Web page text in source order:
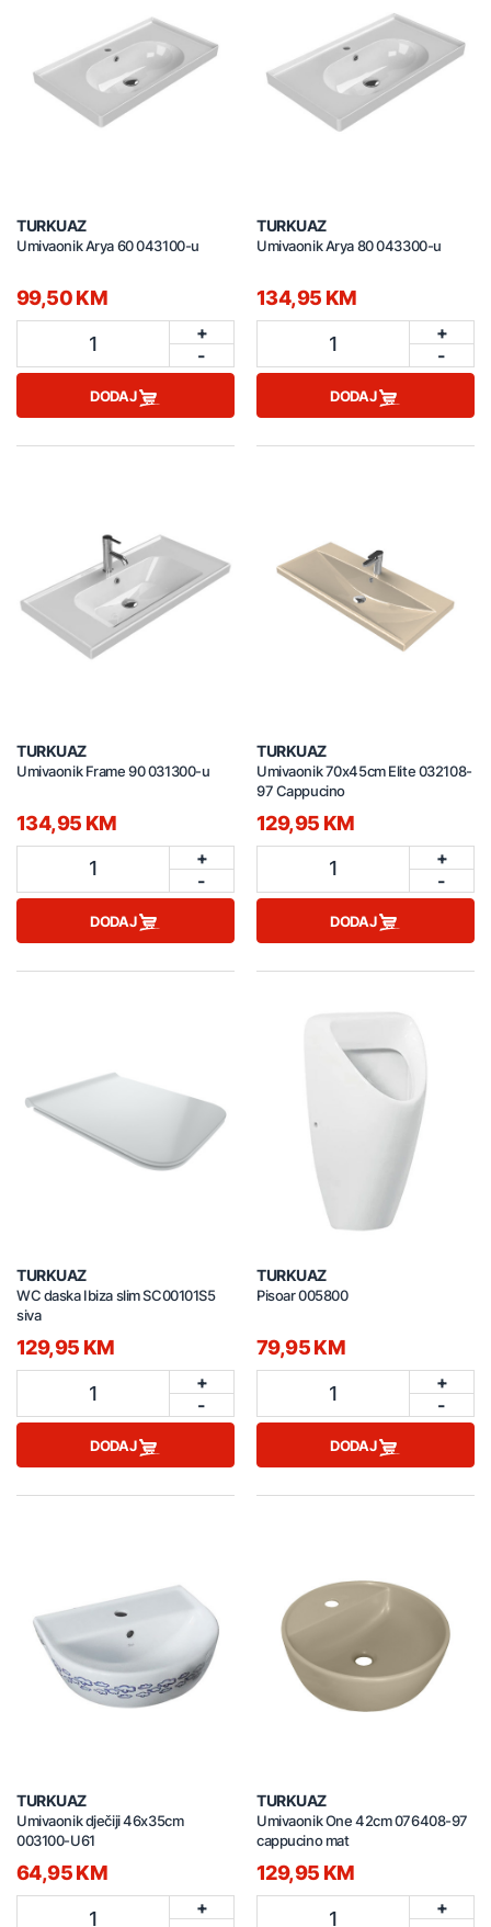
TURKUAZ
Umivaonik Arya 60 043100-u
99,50 KM
1
+
-
DODAJ
TURKUAZ
Umivaonik Arya 80 043300-u
134,95 KM
1
+
-
DODAJ
TURKUAZ
Umivaonik Frame 90 031300-u
134,95 KM
1
+
-
DODAJ
TURKUAZ
Umivaonik 70x45cm Elite 032108-
97 Cappucino
129,95 KM
1
+
-
DODAJ
TURKUAZ
WC daska Ibiza slim SC00101S5
siva
129,95 KM
1
+
-
DODAJ
TURKUAZ
Pisoar 005800
79,95 KM
1
+
-
DODAJ
TURKUAZ
Umivaonik dječiji 46x35cm
003100-U61
64,95 KM
1
+
TURKUAZ
Umivaonik One 42cm 076408-97
cappucino mat
129,95 KM
1
+